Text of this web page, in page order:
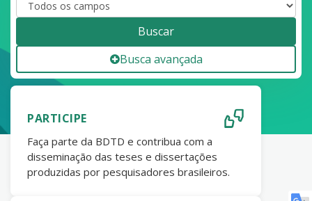
Buscar
Busca avançada
PARTICIPE
Faça parte da BDTD e contribua com a
disseminação das teses e dissertações
produzidas por pesquisadores brasileiros.